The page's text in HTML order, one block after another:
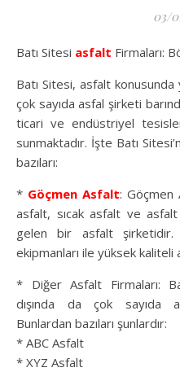
03/
Batı Sitesi asfalt Firmaları:
Batı Sitesi, asfalt
çok sayıda asfal şirketi
ticari ve endüstriyel
sunmaktadır. İşte Batı
bazıları:
* Göçmen Asfalt: Göçmen
asfalt, sıcak asfalt ve
gelen bir asfalt
ekipmanları ile yüksek kaliteli
* Diğer Asfalt Firmaları:
dışında da çok sayıda
Bunlardan bazıları şunlardır:
* ABC Asfalt
* XYZ Asfalt